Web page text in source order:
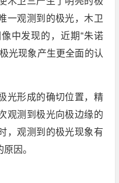
一观测到的极光，木卫
中发现的，近期“朱诺
光现象产生更全面的认
光形成的确切位置，精
观测到极光向极边缘的
，观测到的极光现象有
因。